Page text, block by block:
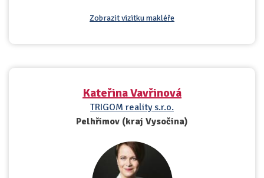
Zobrazit vizitku makléře
Kateřina Vavřinová
TRIGOM reality s.r.o.
Pelhřimov (kraj Vysočina)